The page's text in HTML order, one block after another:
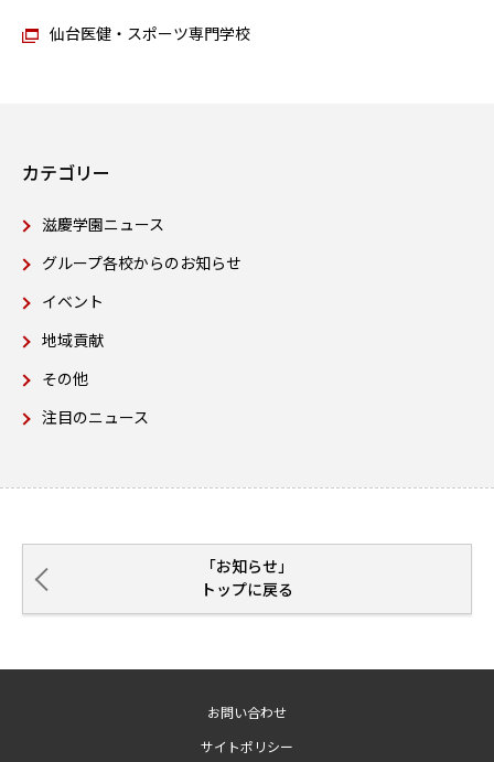
仙台医健・スポーツ専門学校
カテゴリー
滋慶学園ニュース
グループ各校からのお知らせ
イベント
地域貢献
その他
注目のニュース
「お知らせ」
トップに戻る
お問い合わせ
サイトポリシー